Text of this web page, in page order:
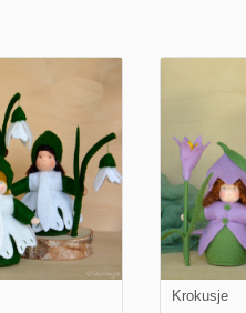
Krokusje